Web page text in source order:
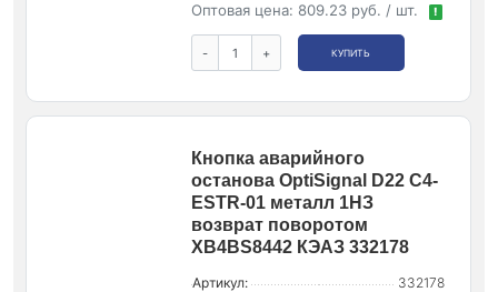
Оптовая цена: 809.23 руб. / шт. !
- + КУПИТЬ
Кнопка аварийного
останова OptiSignal D22 C4-
ESTR-01 металл 1НЗ
возврат поворотом
XB4BS8442 КЭАЗ 332178
Артикул:
332178